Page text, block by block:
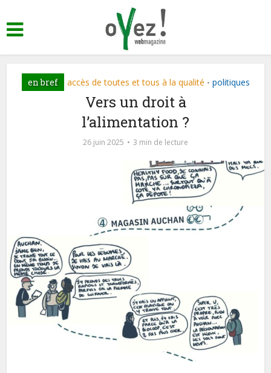
en bref accès de toutes et tous à la qualité • politiques
Vers un droit à
l’alimentation ?
26 juin 2025 3 min de lecture